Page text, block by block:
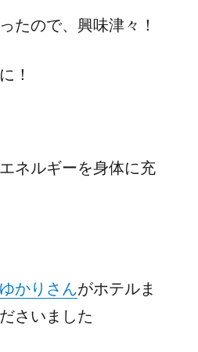
たので、興味津々！
！
ネルギーを身体に充
ゆかりさんがホテルま
さいました